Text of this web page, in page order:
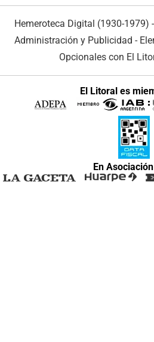
Hemeroteca Digital (1930-1979) -
Administración y Publicidad -
Opcionales con El
El Litoral es
En